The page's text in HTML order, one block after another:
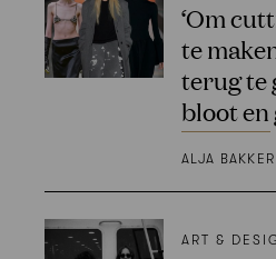
‘Om
te
terug te
bloot en
ALJA BAKKER
ART &